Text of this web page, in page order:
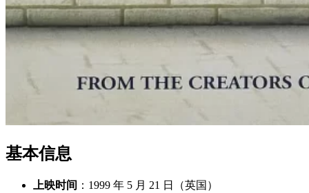
基本信息
上映时间 ：1999 年 5 月 21 日（英国）